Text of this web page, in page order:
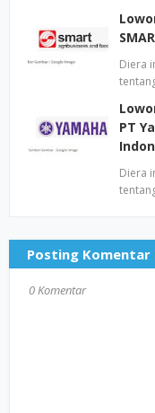
Diera
PT
Diera
Posting Komentar
0 Komentar